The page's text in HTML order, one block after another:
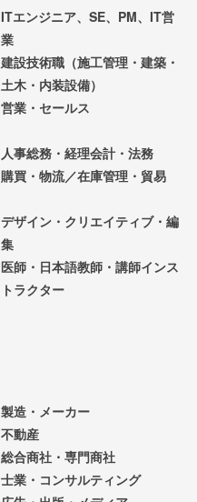
ITエンジニア、SE、PM、IT営
業
建設技術職（施工管理・建築・
土木・内装設備）
営業・セールス
人事総務・経理会計・法務
購買・物流／在庫管理・貿易
デザイン・クリエイティブ・編
集
医師・日本語教師・講師インス
トラクター
製造・メーカー
不動産
総合商社・専門商社
士業・コンサルティング